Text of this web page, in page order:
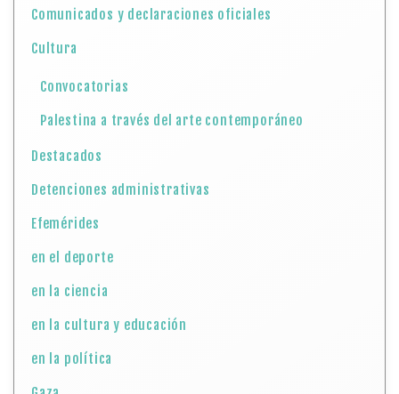
Comunicados y declaraciones oficiales
Cultura
Convocatorias
Palestina a través del arte contemporáneo
Destacados
Detenciones administrativas
Efemérides
en el deporte
en la ciencia
en la cultura y educación
en la política